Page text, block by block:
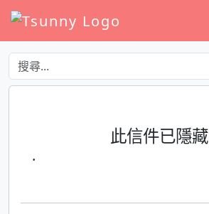
此信件已隱藏
·